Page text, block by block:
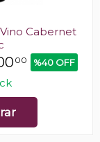
Cabernet
00 %40 OFF